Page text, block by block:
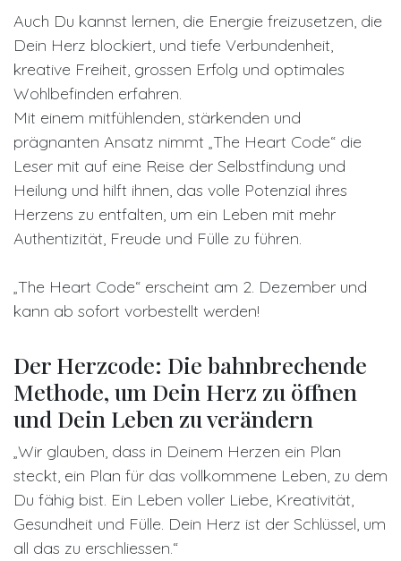
Auch Du kannst lernen, die Energie freizusetzen, die
Dein Herz blockiert, und tiefe Verbundenheit,
kreative Freiheit, grossen Erfolg und optimales
Wohlbefinden erfahren.
Mit einem mitfühlenden, stärkenden und
prägnanten Ansatz nimmt „The Heart Code“ die
Leser mit auf eine Reise der Selbstfindung und
Heilung und hilft ihnen, das volle Potenzial ihres
Herzens zu entfalten, um ein Leben mit mehr
Authentizität, Freude und Fülle zu führen.
„The Heart Code“ erscheint am 2. Dezember und
kann ab sofort vorbestellt werden!
Der Herzcode: Die bahnbrechende
Methode, um Dein Herz zu öffnen
und Dein Leben zu verändern
„Wir glauben, dass in Deinem Herzen ein Plan
steckt, ein Plan für das vollkommene Leben, zu dem
Du fähig bist. Ein Leben voller Liebe, Kreativität,
Gesundheit und Fülle. Dein Herz ist der Schlüssel, um
all das zu erschliessen.“